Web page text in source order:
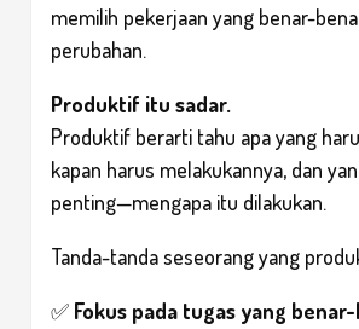
memilih pekerjaan yang benar-
perubahan.
Produktif itu sadar.
Produktif berarti tahu apa yang
kapan harus melakukannya, dan
penting—mengapa itu dilakukan.
Tanda-tanda seseorang yang
✅ Fokus pada tugas yang